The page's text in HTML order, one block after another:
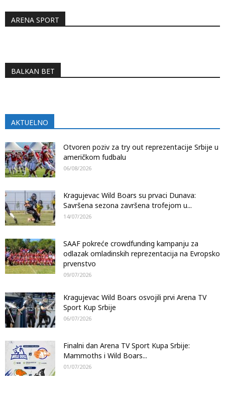
ARENA SPORT
BALKAN BET
AKTUELNO
Otvoren poziv za try out reprezentacije Srbije u
američkom fudbalu
06/08/2026
Kragujevac Wild Boars su prvaci Dunava:
Savršena sezona završena trofejom u...
14/07/2026
SAAF pokreće crowdfunding kampanju za
odlazak omladinskih reprezentacija na Evropsko
prvenstvo
09/07/2026
Kragujevac Wild Boars osvojili prvi Arena TV
Sport Kup Srbije
06/07/2026
Finalni dan Arena TV Sport Kupa Srbije:
Mammoths i Wild Boars...
01/07/2026